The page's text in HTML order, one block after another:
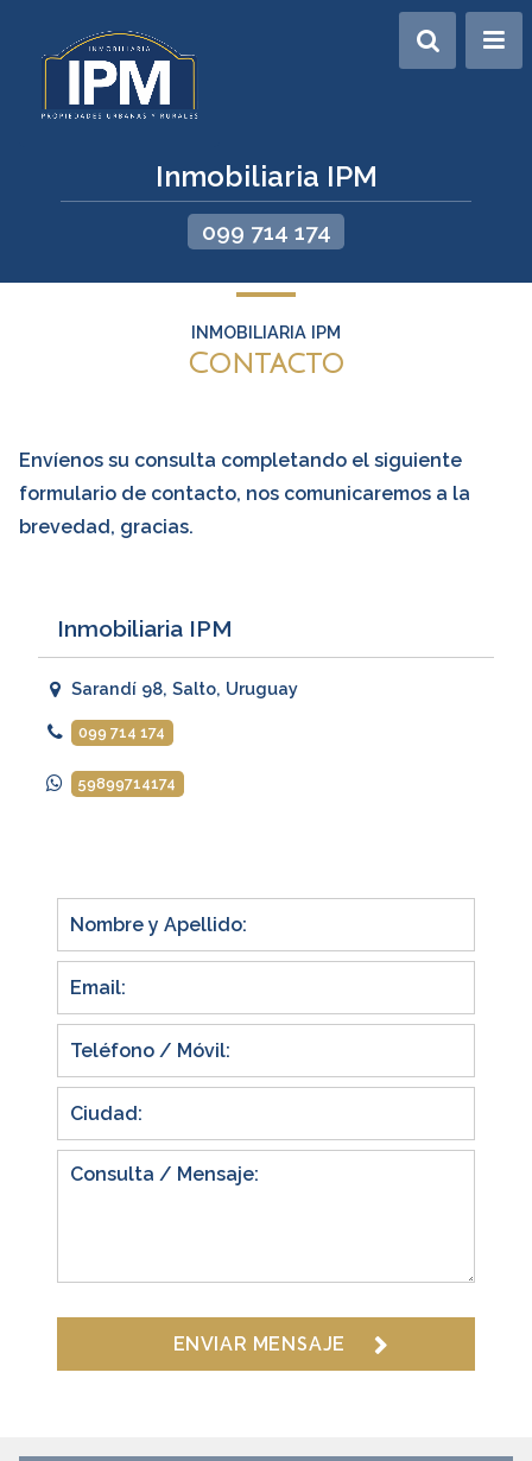
Inmobiliaria IPM
099 714 174
INMOBILIARIA IPM
Contacto
Envíenos su consulta completando el siguiente
formulario de contacto, nos comunicaremos a la
brevedad, gracias.
Inmobiliaria IPM
Sarandí 98, Salto, Uruguay
099 714 174
59899714174
ENVIAR MENSAJE